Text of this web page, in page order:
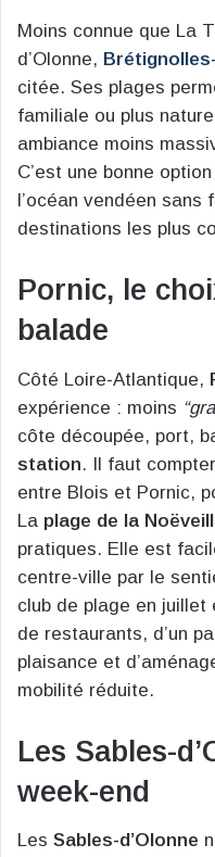
Moins connue que La
d’Olonne,
citée. Ses plages
familiale ou plus
ambiance moins
C’est une bonne
l’océan vendéen
destinations les plus
Pornic, le
balade
Côté Loire-Atlantique,
expérience : moins
côte découpée, port,
station. Il faut
entre Blois et Pornic,
La plage de la
pratiques. Elle est
centre-ville par le
club de plage en
de restaurants, d’un
plaisance et
mobilité réduite.
Les Sables-
week-end
Les Sables-d’Olonne